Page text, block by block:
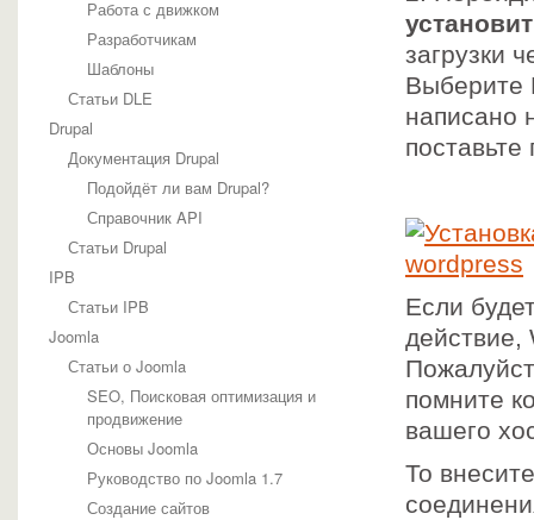
Работа с движком
Разработчикам
Шаблоны
Статьи DLE
Drupal
Документация Drupal
Подойдёт ли вам Drupal?
Справочник API
Статьи Drupal
IPB
Статьи IPB
Joomla
Статьи о Joomla
SEO, Поисковая оптимизация и
продвижение
Основы Joomla
Руководство по Joomla 1.7
Создание сайтов
загрузки
Выберите
написано
Если
действие,
помните
вашего
То